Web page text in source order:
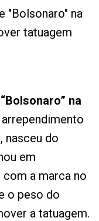
"Bolsonaro" na
tatuagem
“Bolsonaro” na
nasceu do
em
a marca no
o peso do
a tatuagem.